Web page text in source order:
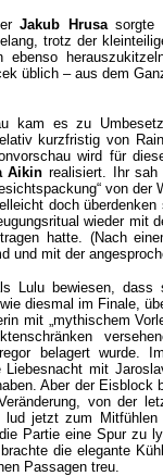
Jakub Hrusasorgte
trotz der
ebenso
üblich – aus dem
kam es zu
kurzfristig von
wird für
Aikin realisiert. Ihr
von
doch
wieder mit
hatte. (Nach
und mit der
Lulu bewiesen,
diesmal im Finale,
mit „mythischem
belagert
Liebesnacht mit
Aber der Eisblock
von der
lud jetzt zum
Partie eine Spur zu
die elegante
Passagen treu.